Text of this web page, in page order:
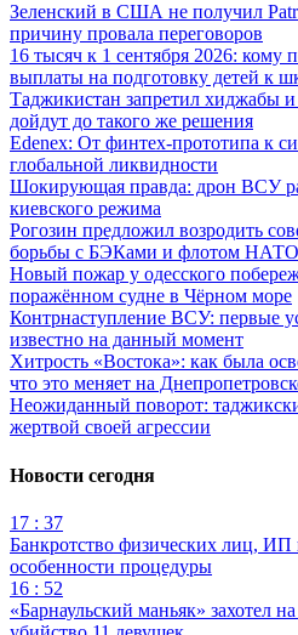
Зеленский в США не получил
причину провала переговоров
16 тысяч к 1 сентября 2026: кому
выплаты на подготовку детей к
Таджикистан запретил хиджабы
дойдут до такого же решения
Edenex: От финтех-прототипа к
глобальной ликвидности
Шокирующая правда: дрон ВСУ
киевского режима
Рогозин предложил возродить
борьбы с БЭКами и флотом НАТО
Новый пожар у одесского
поражённом судне в Чёрном море
Контрнаступление ВСУ: первые
известно на данный момент
Хитрость «Востока»: как была
что это меняет на
Неожиданный поворот:
жертвой своей агрессии
Новости сегодня
17 : 37
Банкротство физических лиц,
особенности процедуры
16 : 52
«Барнаульский маньяк» захотел